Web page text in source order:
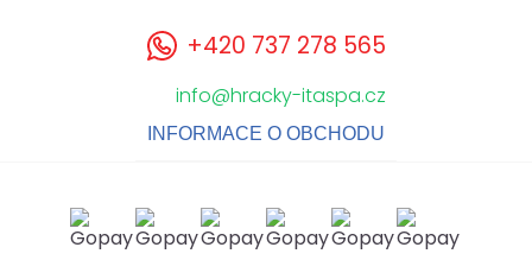
+420 737 278 565
info@hracky-itaspa.cz
INFORMACE O OBCHODU